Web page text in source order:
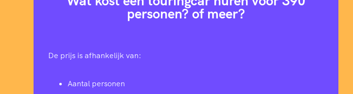
personen? of meer?
De prijs is afhankelijk van:
Aantal personen